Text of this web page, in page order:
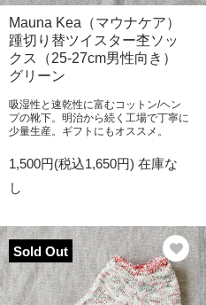
Mauna Kea（マウナケア）
踵切り替ツイスター杢ソッ
クス（25-27cm男性向き）
グリーン
吸湿性と速乾性に富むコットン/ヘン
プの靴下。明治から続く工場で丁寧に
少量生産。ギフトにもオススメ。
1,500円(税込1,650円) 在庫な
し
Sold Out